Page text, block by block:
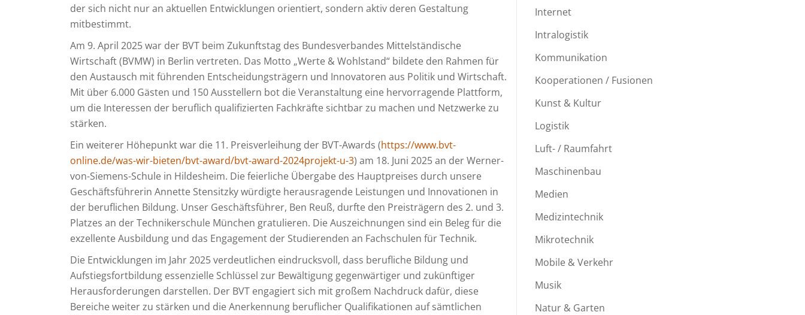
der sich nicht nur an aktuellen Entwicklungen orientiert, sondern aktiv deren Gestaltung
mitbestimmt.
Am 9. April 2025 war der BVT beim Zukunftstag des Bundesverbandes Mittelständische
Wirtschaft (BVMW) in Berlin vertreten. Das Motto „Werte & Wohlstand“ bildete den Rahmen für
den Austausch mit führenden Entscheidungsträgern und Innovatoren aus Politik und Wirtschaft.
Mit über 6.000 Gästen und 150 Ausstellern bot die Veranstaltung eine hervorragende Plattform,
um die Interessen der beruflich qualifizierten Fachkräfte sichtbar zu machen und Netzwerke zu
stärken.
Ein weiterer Höhepunkt war die 11. Preisverleihung der BVT-Awards (https://www.bvt-
online.de/was-wir-bieten/bvt-award/bvt-award-2024projekt-u-3) am 18. Juni 2025 an der Werner-
von-Siemens-Schule in Hildesheim. Die feierliche Übergabe des Hauptpreises durch unsere
Geschäftsführerin Annette Stensitzky würdigte herausragende Leistungen und Innovationen in
der beruflichen Bildung. Unser Geschäftsführer, Ben Reuß, durfte den Preisträgern des 2. und 3.
Platzes an der Technikerschule München gratulieren. Die Auszeichnungen sind ein Beleg für die
exzellente Ausbildung und das Engagement der Studierenden an Fachschulen für Technik.
Die Entwicklungen im Jahr 2025 verdeutlichen eindrucksvoll, dass berufliche Bildung und
Aufstiegsfortbildung essenzielle Schlüssel zur Bewältigung gegenwärtiger und zukünftiger
Herausforderungen darstellen. Der BVT engagiert sich mit großem Nachdruck dafür, diese
Bereiche weiter zu stärken und die Anerkennung beruflicher Qualifikationen auf sämtlichen
Internet
Intralogistik
Kommunikation
Kooperationen / Fusionen
Kunst & Kultur
Logistik
Luft- / Raumfahrt
Maschinenbau
Medien
Medizintechnik
Mikrotechnik
Mobile & Verkehr
Musik
Natur & Garten